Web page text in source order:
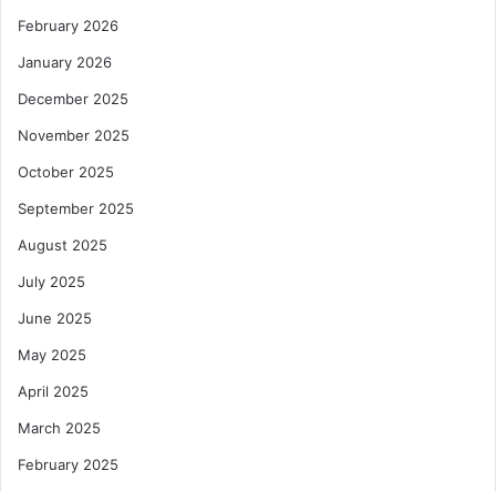
February 2026
January 2026
December 2025
November 2025
October 2025
September 2025
August 2025
July 2025
June 2025
May 2025
April 2025
March 2025
February 2025